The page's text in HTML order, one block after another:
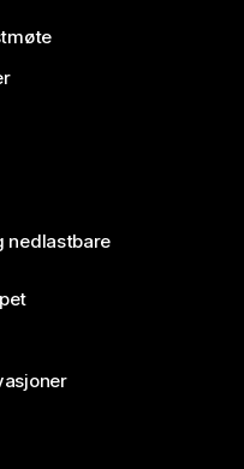
nedlastbare